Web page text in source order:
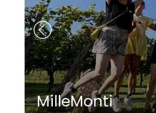
MilleMonti